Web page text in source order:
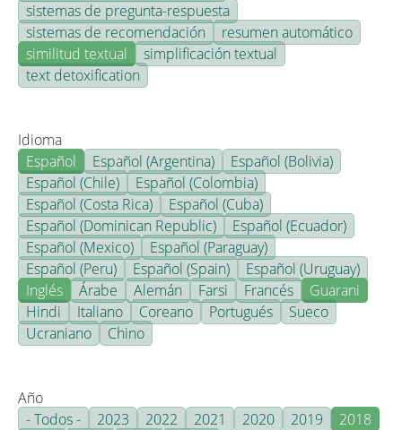
sistemas de pregunta-respuesta
sistemas de recomendación
resumen automático
similitud textual
simplificación textual
text detoxification
Idioma
Español
Español (Argentina)
Español (Bolivia)
Español (Chile)
Español (Colombia)
Español (Costa Rica)
Español (Cuba)
Español (Dominican Republic)
Español (Ecuador)
Español (Mexico)
Español (Paraguay)
Español (Peru)
Español (Spain)
Español (Uruguay)
Inglés
Árabe Alemán Farsi Francés
Guarani
Hindi
Italiano Coreano Portugués
Sueco
Ucraniano
Chino
Año
- Todos -
2023 2022 2021 2020 2019
2018